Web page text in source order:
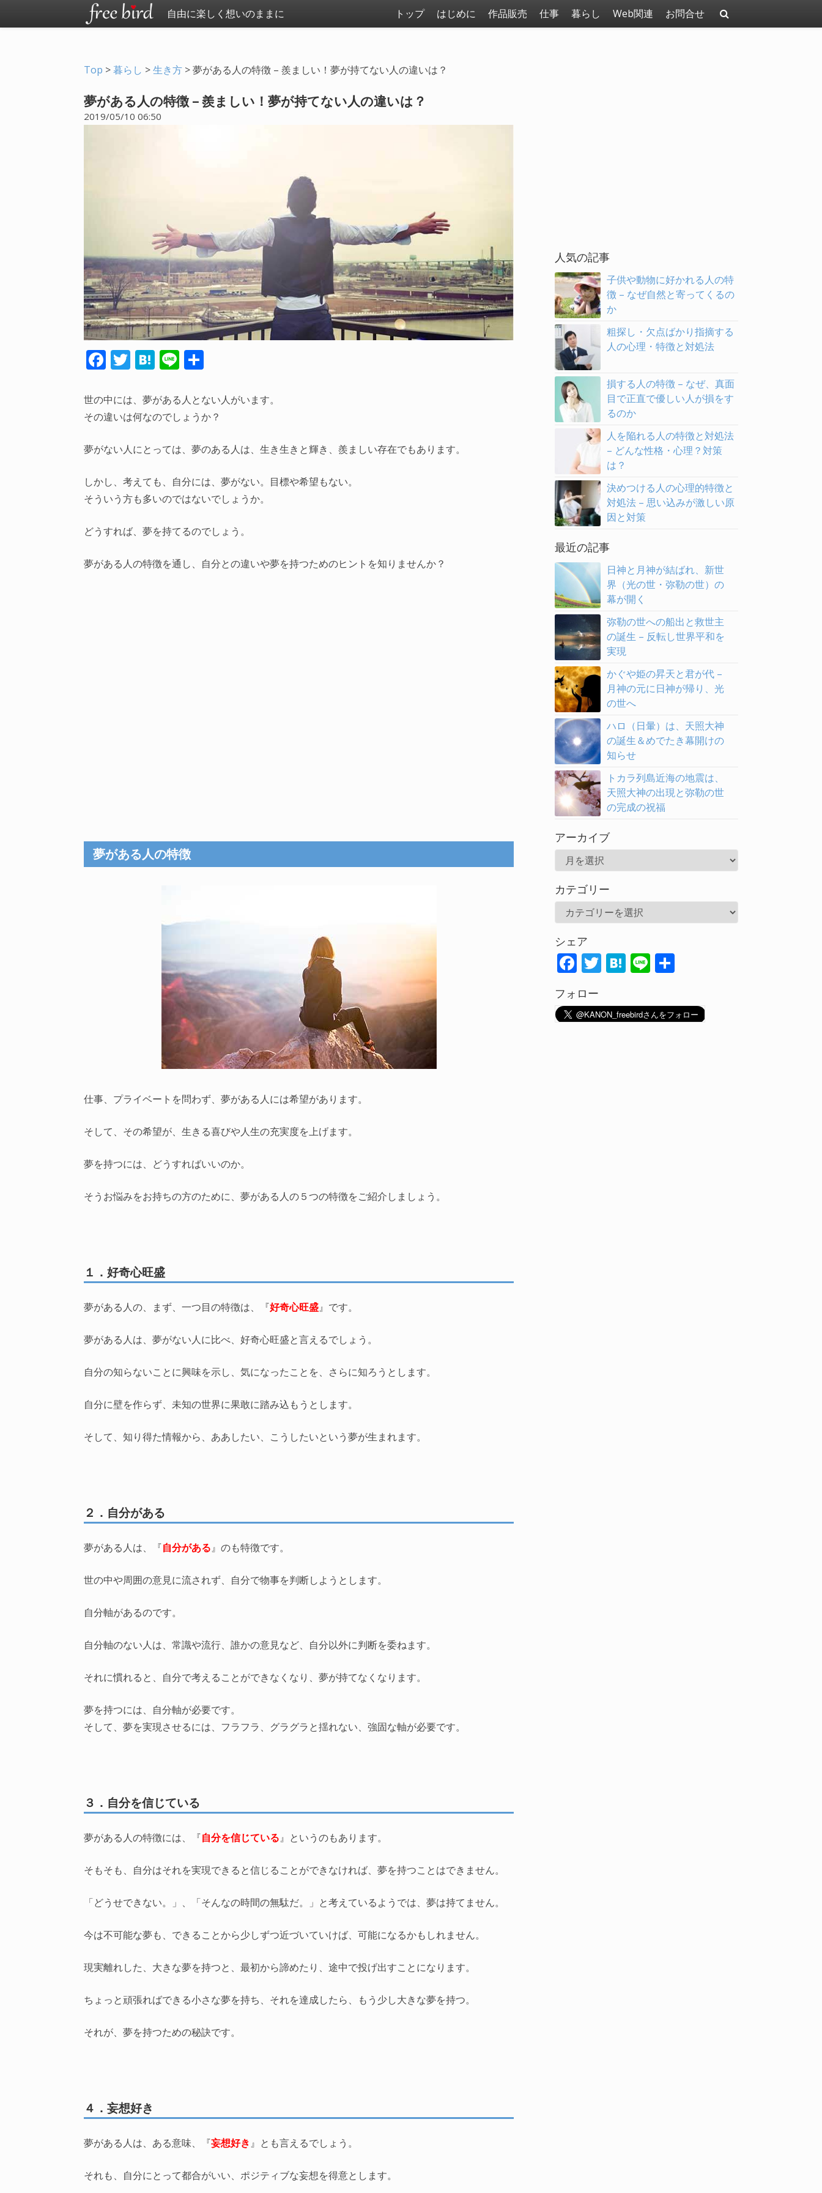
自由に楽しく想いのままに トップ はじめに 作品販売 仕事 暮らし Web関連 お問合せ
Top >暮らし >生き方 >夢がある人の特徴 – 羨ましい！夢が持てない人の違いは？
夢がある人の特徴 – 羨ましい！夢が持てない人の違いは？
2019/05/10 06:50
F
e
b
o
k
T
itt
er
H
e
n
Li
e
世の中には、夢がある人とない人がいます。
その違いは何なのでしょうか？
夢がない人にとっては、夢のある人は、生き生きと輝き、羨ましい存在でもあります。
しかし、考えても、自分には、夢がない。目標や希望もない。
そういう方も多いのではないでしょうか。
どうすれば、夢を持てるのでしょう。
夢がある人の特徴を通し、自分との違いや夢を持つためのヒントを知りませんか？
夢がある人の特徴
仕事、プライベートを問わず、夢がある人には希望があります。
そして、その希望が、生きる喜びや人生の充実度を上げます。
夢を持つには、どうすればいいのか。
そうお悩みをお持ちの方のために、夢がある人の５つの特徴をご紹介しましょう。
１．好奇心旺盛
夢がある人の、まず、一つ目の特徴は、『好奇心旺盛』です。
夢がある人は、夢がない人に比べ、好奇心旺盛と言えるでしょう。
自分の知らないことに興味を示し、気になったことを、さらに知ろうとします。
自分に壁を作らず、未知の世界に果敢に踏み込もうとします。
そして、知り得た情報から、ああしたい、こうしたいという夢が生まれます。
２．自分がある
夢がある人は、『自分がある』のも特徴です。
世の中や周囲の意見に流されず、自分で物事を判断しようとします。
自分軸があるのです。
自分軸のない人は、常識や流行、誰かの意見など、自分以外に判断を委ねます。
それに慣れると、自分で考えることができなくなり、夢が持てなくなります。
夢を持つには、自分軸が必要です。
そして、夢を実現させるには、フラフラ、グラグラと揺れない、強固な軸が必要です。
３．自分を信じている
夢がある人の特徴には、『自分を信じている』というのもあります。
そもそも、自分はそれを実現できると信じることができなければ、夢を持つことはできません。
「どうせできない。」、「そんなの時間の無駄だ。」と考えているようでは、夢は持てません。
今は不可能な夢も、できることから少しずつ近づいていけば、可能になるかもしれません。
現実離れした、大きな夢を持つと、最初から諦めたり、途中で投げ出すことになります。
ちょっと頑張ればできる小さな夢を持ち、それを達成したら、もう少し大きな夢を持つ。
それが、夢を持つための秘訣です。
４．妄想好き
夢がある人は、ある意味、『妄想好き』とも言えるでしょう。
それも、自分にとって都合がいい、ポジティブな妄想を得意とします。
人気の記事
子供や動物に好かれる人の特
徴 – なぜ自然と寄ってくるの
か
粗探し・欠点ばかり指摘する
人の心理・特徴と対処法
損する人の特徴 – なぜ、真面
目で正直で優しい人が損をす
るのか
人を陥れる人の特徴と対処法
– どんな性格・心理？対策
は？
決めつける人の心理的特徴と
対処法 – 思い込みが激しい原
因と対策
最近の記事
日神と月神が結ばれ、新世
界（光の世・弥勒の世）の
幕が開く
弥勒の世への船出と救世主
の誕生 – 反転し世界平和を
実現
かぐや姫の昇天と君が代 –
月神の元に日神が帰り、光
の世へ
ハロ（日暈）は、天照大神
の誕生＆めでたき幕開けの
知らせ
トカラ列島近海の地震は、
天照大神の出現と弥勒の世
の完成の祝福
アーカイブ
ー
カ
ブ
カテゴリー
テ
ゴ
リ
シェア
F
e
b
T
itt
er
H
e
n
Li
e
共
フォロー